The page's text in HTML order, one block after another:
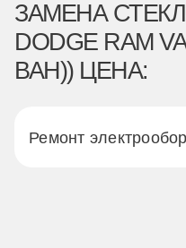
ЗАМЕНА
DODGE RAM
ВАН)) ЦЕНА:
Ремонт